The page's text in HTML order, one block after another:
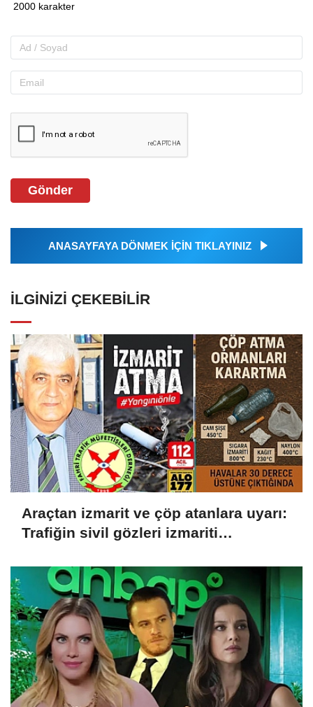
Gönder
ANASAYFAYA DÖNMEK İÇİN TIKLAYINIZ
İLGINIZI ÇEKEBILIR
Araçtan izmarit ve çöp atanlara uyarı:
Trafiğin sivil gözleri izmariti